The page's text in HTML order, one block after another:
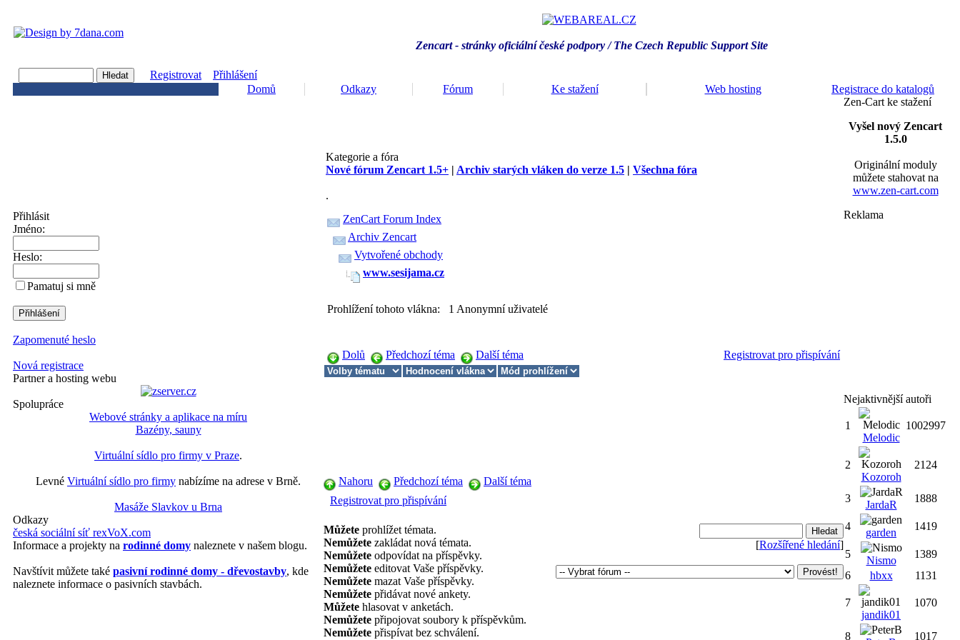
Zencart - stránky oficiální české podpory / The Czech Republic Support Site
Registrovat
Přihlášení
Domů
Odkazy Fórum Ke stažení Web hosting Registrace do katalogů
Přihlásit
Jméno:
Heslo:
Pamatuj si mně
Zapomenuté heslo
Nová registrace
Partner a hosting webu
Spolupráce
Webové stránky a aplikace na míru
Bazény, sauny
Virtuální sídlo pro firmy v Praze.
Levné Virtuální sídlo pro firmy nabízíme na adrese v Brně.
Masáže Slavkov u Brna
Odkazy
česká sociální síť rexVoX.com
Informace a projekty na rodinné domy naleznete v našem blogu.
Navštívit můžete také pasivní rodinné domy - dřevostavby, kde
naleznete informace o pasivních stavbách.
Kategorie a fóra
Nové fórum Zencart 1.5+ | Archiv starých vláken do verze 1.5 | Všechna fóra
.
ZenCart Forum Index
Archiv Zencart
Vytvořené obchody
www.sesijama.cz
Prohlížení tohoto vlákna: 1 Anonymní uživatelé
Dolů Předchozí téma Další téma Registrovat pro přispívání
Nahoru Předchozí téma
Další téma
Registrovat pro přispívání
Můžete prohlížet témata.
Nemůžete zakládat nová témata.
Nemůžete odpovídat na příspěvky.
Nemůžete editovat Vaše příspěvky.
Nemůžete mazat Vaše příspěvky.
Nemůžete přidávat nové ankety.
Můžete hlasovat v anketách.
Nemůžete připojovat soubory k příspěvkům.
Nemůžete přispívat bez schválení.
[Rozšířené hledání]
Zen-Cart ke stažení
Vyšel nový Zencart
1.5.0
Originální moduly
můžete stahovat na
www.zen-cart.com
Reklama
Nejaktivnější autoři
1
Melodic
1002997
2
Kozoroh
2124
3
JardaR
1888
4
garden
1419
5
Nismo
1389
6
hbxx 1131
7
jandik01
1070
8 1017